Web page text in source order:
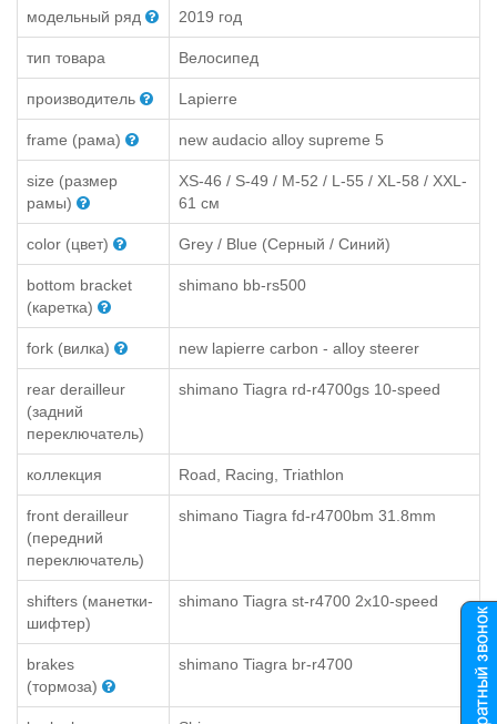
модельный ряд 2019 год
тип товара Велосипед
производитель Lapierre
frame (рама) new audacio alloy supreme 5
size (размер
рамы)
XS-46 / S-49 / M-52 / L-55 / XL-58 / XXL-
61 см
color (цвет) Grey / Blue (Серный / Синий)
bottom bracket
(каретка)
shimano bb-rs500
fork (вилка) new lapierre carbon - alloy steerer
rear derailleur
(задний
переключатель)
shimano Tiagra rd-r4700gs 10-speed
коллекция Road, Racing, Triathlon
front derailleur
(передний
переключатель)
shimano Tiagra fd-r4700bm 31.8mm
shifters (манетки-
шифтер)
shimano Tiagra st-r4700 2x10-speed
brakes
(тормоза)
shimano Tiagra br-r4700